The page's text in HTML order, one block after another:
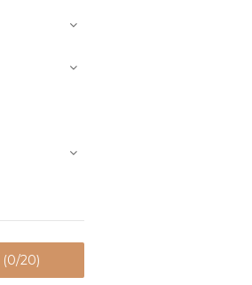
(0/20)